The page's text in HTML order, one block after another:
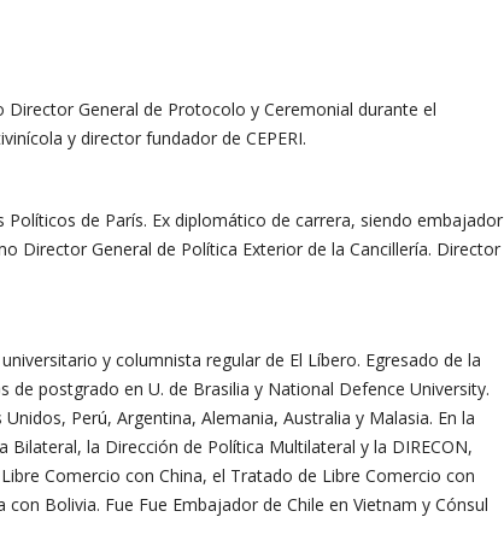
General de Protocolo y Ceremonial durante el
y director fundador de CEPERI.
de París. Ex diplomático de carrera, siendo embajador
Director General de Política Exterior de la Cancillería. Director
y columnista regular de El Líbero. Egresado de la
postgrado en U. de Brasilia y National Defence University.
Perú, Argentina, Alemania, Australia y Malasia. En la
la Dirección de Política Multilateral y la DIRECON,
Comercio con China, el Tratado de Libre Comercio con
Bolivia. Fue Fue Embajador de Chile en Vietnam y Cónsul